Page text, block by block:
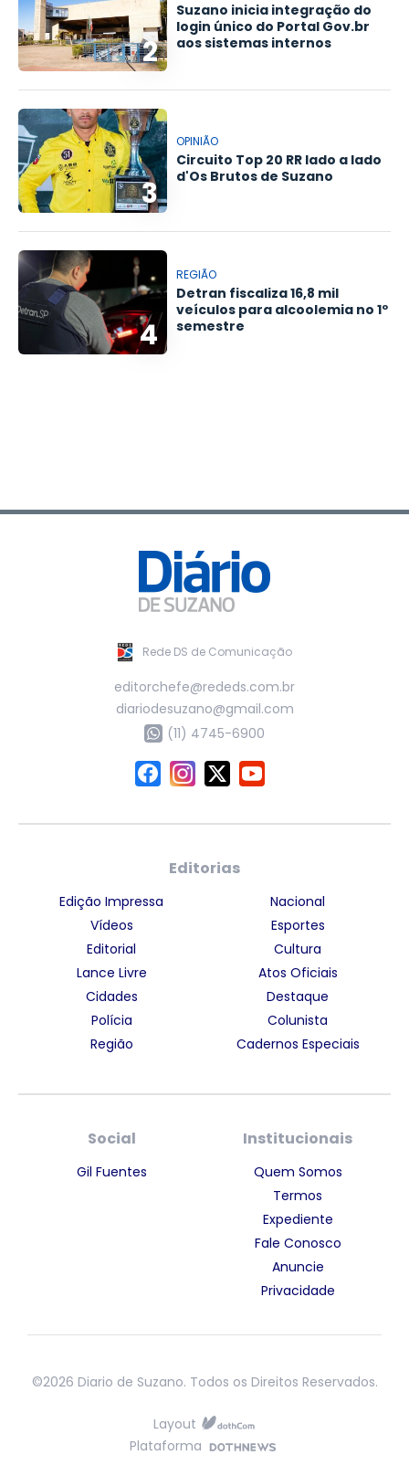
2
Suzano inicia integração do
login único do Portal Gov.br
aos sistemas internos
3
OPINIÃO
Circuito Top 20 RR lado a lado
d'Os Brutos de Suzano
4
REGIÃO
Detran fiscaliza 16,8 mil
veículos para alcoolemia no 1º
semestre
Rede DS de Comunicação
editorchefe@rededs.com.br
diariodesuzano@gmail.com
(11) 4745-6900
Editorias
Edição Impressa
Vídeos
Editorial
Lance Livre
Cidades
Polícia
Região
Nacional
Esportes
Cultura
Atos Oficiais
Destaque
Colunista
Cadernos Especiais
Social
Gil Fuentes
Institucionais
Quem Somos
Termos
Expediente
Fale Conosco
Anuncie
Privacidade
©2026 Diario de Suzano. Todos os Direitos Reservados.
Layout
Plataforma